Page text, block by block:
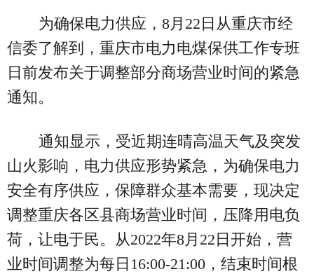
为确保电力供应，8月22日从重庆市经
信委了解到，重庆市电力电煤保供工作专班
日前发布关于调整部分商场营业时间的紧急
通知。
通知显示，受近期连晴高温天气及突发
山火影响，电力供应形势紧急，为确保电力
安全有序供应，保障群众基本需要，现决定
调整重庆各区县商场营业时间，压降用电负
荷，让电于民。从2022年8月22日开始，营
业时间调整为每日16:00-21:00，结束时间根